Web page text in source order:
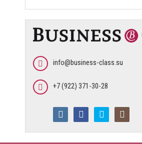
info@business-class.su
+7 (922) 371-30-28